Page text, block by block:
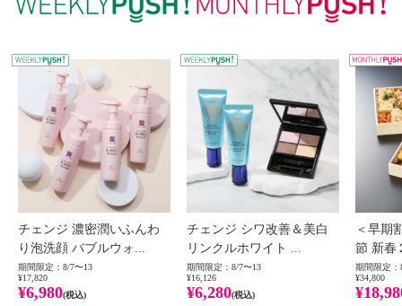
WEEKLY PUSH
チェンジ 濃密潤いふんわ
り泡洗顔 バブルウォ...
期間限定：8/7〜13
¥17,820
¥6,980(税込)
チェンジ シワ改善＆美白
リンクルホワイト ...
期間限定：8/7〜13
¥16,126
¥6,280(税込)
＜早期
節 新春
期間限定：
¥34,800